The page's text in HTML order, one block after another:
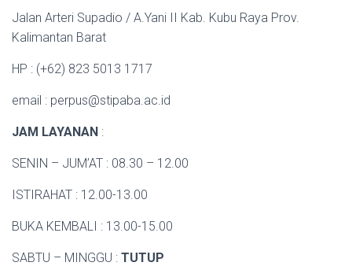
Jalan Arteri Supadio / A.Yani II Kab. Kubu Raya Prov.
Kalimantan Barat
HP : (+62) 823 5013 1717
email : perpus@stipaba.ac.id
JAM LAYANAN :
SENIN – JUM’AT : 08.30 – 12.00
ISTIRAHAT : 12.00-13.00
BUKA KEMBALI : 13.00-15.00
SABTU – MINGGU : TUTUP